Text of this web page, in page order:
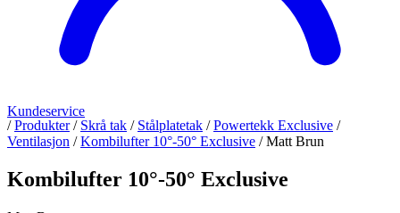
Kundeservice
/ Produkter / Skrå tak / Stålplatetak / Powertekk Exclusive /
Ventilasjon / Kombilufter 10°-50° Exclusive / Matt Brun
Kombilufter 10°-50° Exclusive